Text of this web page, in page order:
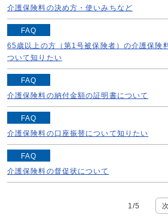
続きを読む
は概ね1カ月が必要ですが、その間
サービスを利用することができます
力が申請日まで遡るためです。 ただ
続きを読む
介護保険料の決め方・使いみちなど
《介護保険料の決め方について》 介
～3割のサービス利用時の利用者負
ス費の提供などに必要な費用（介護
分が公費でまかなわれ、残りの半分
続きを読む
FAQ
65歳以上の方（第1号被保険者）の介護保険
ついて知りたい
《低所得者減免》 以下の基準を全
す。 ※第1段階の方は、低所得者減
険料と同じ金額が適用されています
ん。 ア、前年中の収入が1人世帯で
続きを読む
FAQ
介護保険料の納付金額の証明書について
納めていただいた介護保険料は確定
社会保険料控除として申告すること
天引き（特別徴収）に該当されてい
遺族年金・障害年金）から年金天引
続きを読む
FAQ
介護保険料の口座振替について知りたい
《申し込み方法について》 介護保
通知書に同封されている口座振替依
元にあれば、必要事項を記入し、1
FAQ
介護保険料の督促状について
せしているハガキです。 未納の場合
1 /5